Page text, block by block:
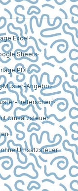
Excel
Sheets
PDF
Muster-Angebot
Lieferschein
Umsatzsteuer
Umsatzsteuer